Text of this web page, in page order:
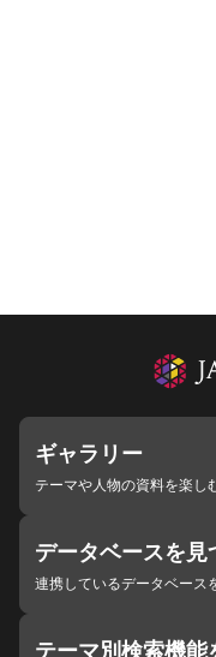
ギャラリー
テーマや人物の資料を楽し
データベースを見
連携しているデータベース
テーマ別検索機能